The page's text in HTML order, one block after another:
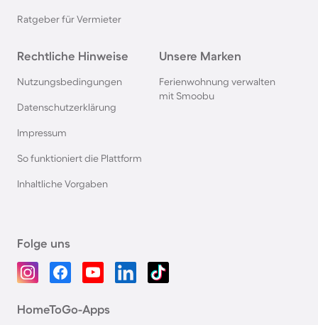
Ratgeber für Vermieter
Rechtliche Hinweise
Nutzungsbedingungen
Datenschutzerklärung
Impressum
So funktioniert die Plattform
Inhaltliche Vorgaben
Unsere Marken
Ferienwohnung verwalten
mit Smoobu
Folge uns
HomeToGo-Apps